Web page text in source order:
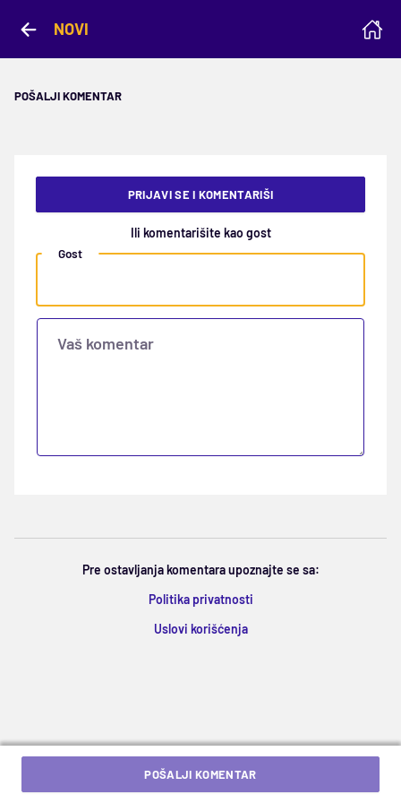
NOVI
POŠALJI KOMENTAR
PRIJAVI SE I KOMENTARIŠI
Ili komentarišite kao gost
Gost
Vaš komentar
Pre ostavljanja komentara upoznajte se sa:
Politika privatnosti
Uslovi korišćenja
POŠALJI KOMENTAR